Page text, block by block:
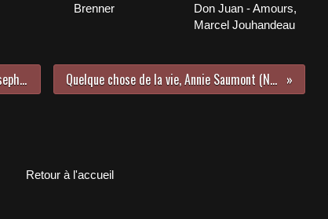
Brenner
Don Juan - Amours,
Marcel Jouhandeau
Architecture du désir par Joseph Caprio Quelque chose de la vie, Annie Saumont (Nouvelles)
Retour à l'accueil